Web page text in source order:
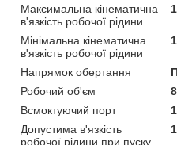
Максимальна кінематична
в'язкість робочої рідини
Мінімальна кінематична
в'язкість робочої рідини
Напрямок обертання
Робочий об'єм
Всмоктуючий порт
Допустима в'язкість
робочої рідини при пуску,